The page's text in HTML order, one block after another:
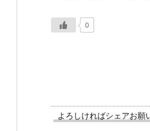
0
よろしければシェアお願